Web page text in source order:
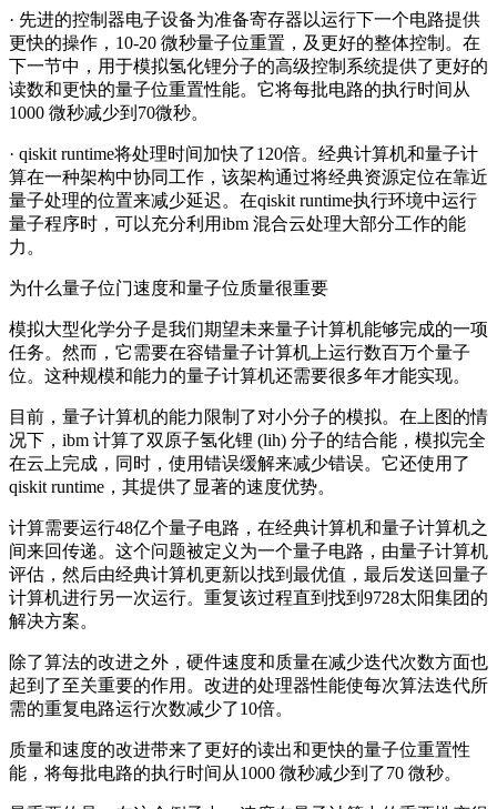
· 先进的控制器电子设备为准备寄存器以运行下一个电路提供
更快的操作，10-20 微秒量子位重置，及更好的整体控制。在
下一节中，用于模拟氢化锂分子的高级控制系统提供了更好的
读数和更快的量子位重置性能。它将每批电路的执行时间从
1000 微秒减少到70微秒。
· qiskit runtime将处理时间加快了120倍。经典计算机和量子计
算在一种架构中协同工作，该架构通过将经典资源定位在靠近
量子处理的位置来减少延迟。在qiskit runtime执行环境中运行
量子程序时，可以充分利用ibm 混合云处理大部分工作的能
力。
为什么量子位门速度和量子位质量很重要
模拟大型化学分子是我们期望未来量子计算机能够完成的一项
任务。然而，它需要在容错量子计算机上运行数百万个量子
位。这种规模和能力的量子计算机还需要很多年才能实现。
目前，量子计算机的能力限制了对小分子的模拟。在上图的情
况下，ibm 计算了双原子氢化锂 (lih) 分子的结合能，模拟完全
在云上完成，同时，使用错误缓解来减少错误。它还使用了
qiskit runtime，其提供了显著的速度优势。
计算需要运行48亿个量子电路，在经典计算机和量子计算机之
间来回传递。这个问题被定义为一个量子电路，由量子计算机
评估，然后由经典计算机更新以找到最优值，最后发送回量子
计算机进行另一次运行。重复该过程直到找到9728太阳集团的
解决方案。
除了算法的改进之外，硬件速度和质量在减少迭代次数方面也
起到了至关重要的作用。改进的处理器性能使每次算法迭代所
需的重复电路运行次数减少了10倍。
质量和速度的改进带来了更好的读出和更快的量子位重置性
能，将每批电路的执行时间从1000 微秒减少到了70 微秒。